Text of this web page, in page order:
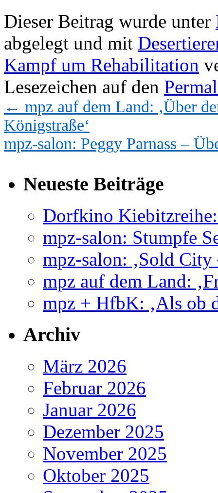
Dieser Beitrag wurde unter
abgelegt und mit
Kampf um Rehabilitation
Lesezeichen auf den
← mpz auf dem Land: ‚Über
Königstraße‘
mpz-salon: Peggy Parnass –
Neueste Beiträge
Dorfkino Kiebitzreihe:
mpz-salon: Stumpfe
mpz-salon: ‚Sold
mpz auf dem Land:
mpz + HfbK: ‚Als ob
Archiv
März 2026
Februar 2026
Januar 2026
Dezember 2025
November 2025
Oktober 2025